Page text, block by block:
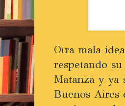
Otra mala
respetando
Matanza y ya
Buenos Aires